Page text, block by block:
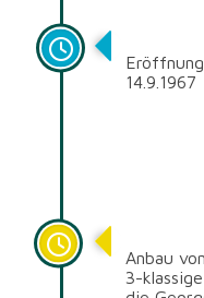
14.9.1967
Anbau
3-